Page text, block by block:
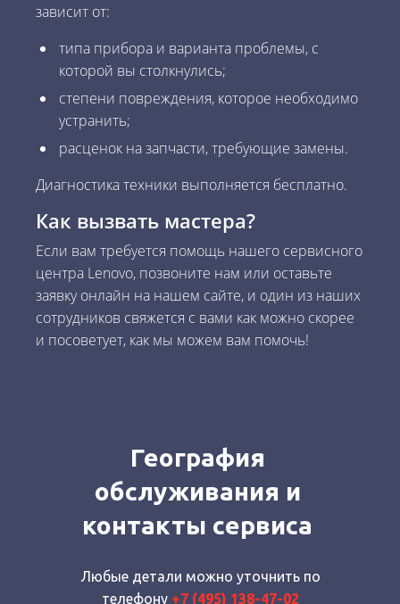
зависит от:
типа прибора и варианта проблемы, с
которой вы столкнулись;
степени повреждения, которое необходимо
устранить;
расценок на запчасти, требующие замены.
Диагностика техники выполняется бесплатно.
Как вызвать мастера?
Если вам требуется помощь нашего сервисного
центра Lenovo, позвоните нам или оставьте
заявку онлайн на нашем сайте, и один из наших
сотрудников свяжется с вами как можно скорее
и посоветует, как мы можем вам помочь!
География
обслуживания и
контакты сервиса
Любые детали можно уточнить по
телефону +7 (495) 138-47-02